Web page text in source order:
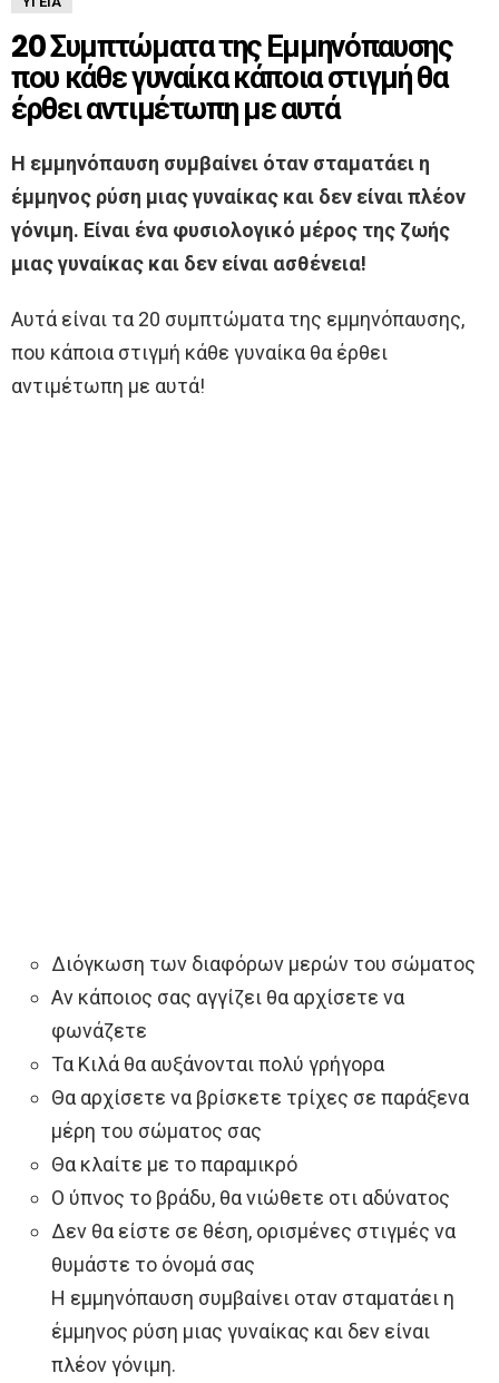
20 Συμπτώματα της Εμμηνόπαυσης
που κάθε γυναίκα κάποια στιγμή θα
έρθει αντιμέτωπη με αυτά
H εμμηνόπαυση συμβαίνει όταν σταματάει η
έμμηνος ρύση μιας γυναίκας και δεν είναι πλέον
γόνιμη. Είναι ένα φυσιολογικό μέρος της ζωής
μιας γυναίκας και δεν είναι ασθένεια!
Αυτά είναι τα 20 συμπτώματα της εμμηνόπαυσης,
που κάποια στιγμή κάθε γυναίκα θα έρθει
αντιμέτωπη με αυτά!
Διόγκωση των διαφόρων μερών του σώματος
Αν κάποιος σας αγγίζει θα αρχίσετε να
φωνάζετε
Τα Κιλά θα αυξάνονται πολύ γρήγορα
Θα αρχίσετε να βρίσκετε τρίχες σε παράξενα
μέρη του σώματος σας
Θα κλαίτε με το παραμικρό
Ο ύπνος το βράδυ, θα νιώθετε οτι αδύνατος
Δεν θα είστε σε θέση, ορισμένες στιγμές να
θυμάστε το όνομά σας
H εμμηνόπαυση συμβαίνει οταν σταματάει η
έμμηνος ρύση μιας γυναίκας και δεν είναι
πλέον γόνιμη.